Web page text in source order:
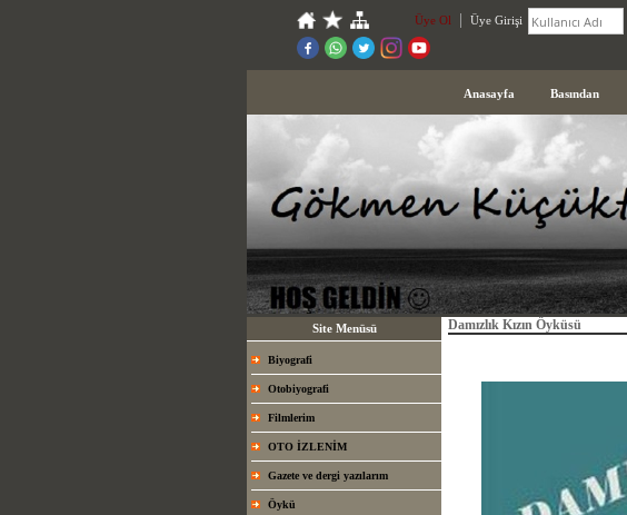
Üye Ol Üye Girişi
Anasayfa Basından
Site Menüsü
Biyografi
Otobiyografi
Filmlerim
OTO İZLENİM
Gazete ve dergi yazılarım
Öykü
Damızlık Kızın Öyküsü